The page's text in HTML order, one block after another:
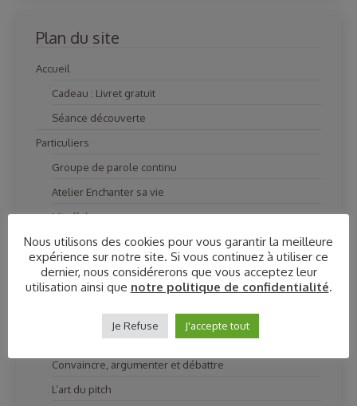
Plan du site
Accueil
Cadeau : Livret gratuit
Séance découverte
Particuliers
Groupe de parole continu
Atelier Enchanter sa vie
Mindfulness
Bilan audio
Coach vocal
Coaching Vocal
Life coaching
Gestalt thérapie
Convaincre, argumenter et débattre
L’art du pitch
Nous utilisons des cookies pour vous garantir la meilleure
expérience sur notre site. Si vous continuez à utiliser ce
dernier, nous considérerons que vous acceptez leur
utilisation ainsi que notre politique de confidentialité.
Je Refuse J'accepte tout